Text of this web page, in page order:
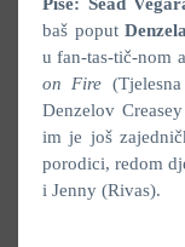
baš poput
u fan-tas-tič-nom
on Fire
Denzelov
im je još
porodici, redom
i Jenny (Rivas).